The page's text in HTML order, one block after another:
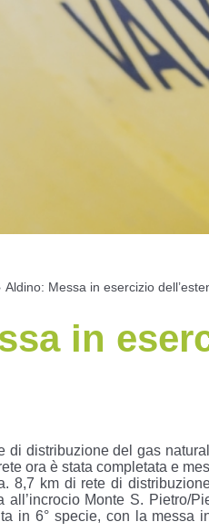
Aldino: Messa in esercizio
in
di distribuzione del gas
ora è stata completata e
8,7 km di rete di
all’incrocio Monte S. Pietro/
in 6° specie, con la messa